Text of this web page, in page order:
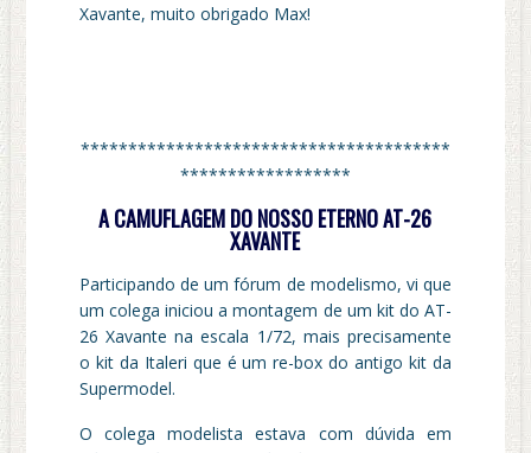
Xavante, muito obrigado Max!
***************************************
******************
A CAMUFLAGEM DO NOSSO ETERNO AT-26
XAVANTE
Participando de um fórum de modelismo, vi que
um colega iniciou a montagem de um kit do AT-
26 Xavante na escala 1/72, mais precisamente
o kit da Italeri que é um re-box do antigo kit da
Supermodel.
O colega modelista estava com dúvida em